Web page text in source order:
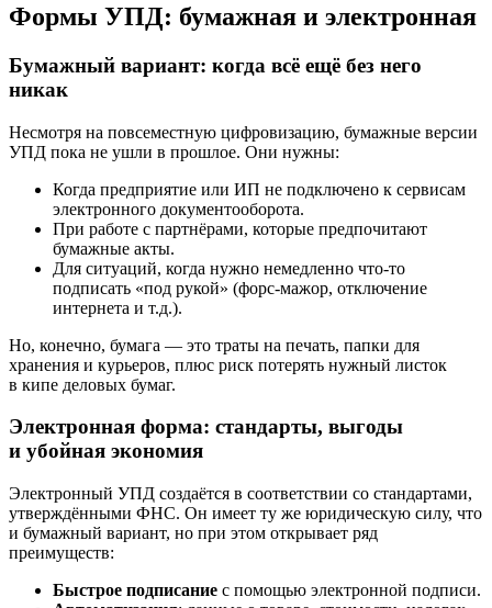
Формы УПД: бумажная и электронная
Бумажный вариант: когда всё ещё без него
никак
Несмотря на повсеместную цифровизацию, бумажные версии
УПД пока не ушли в прошлое. Они нужны:
Когда предприятие или ИП не подключено к сервисам
электронного документооборота.
При работе с партнёрами, которые предпочитают
бумажные акты.
Для ситуаций, когда нужно немедленно что-то
подписать «под рукой» (форс-мажор, отключение
интернета и т.д.).
Но, конечно, бумага — это траты на печать, папки для
хранения и курьеров, плюс риск потерять нужный листок
в кипе деловых бумаг.
Электронная форма: стандарты, выгоды
и убойная экономия
Электронный УПД создаётся в соответствии со стандартами,
утверждёнными ФНС. Он имеет ту же юридическую силу, что
и бумажный вариант, но при этом открывает ряд
преимуществ:
Быстрое подписание с помощью электронной подписи.